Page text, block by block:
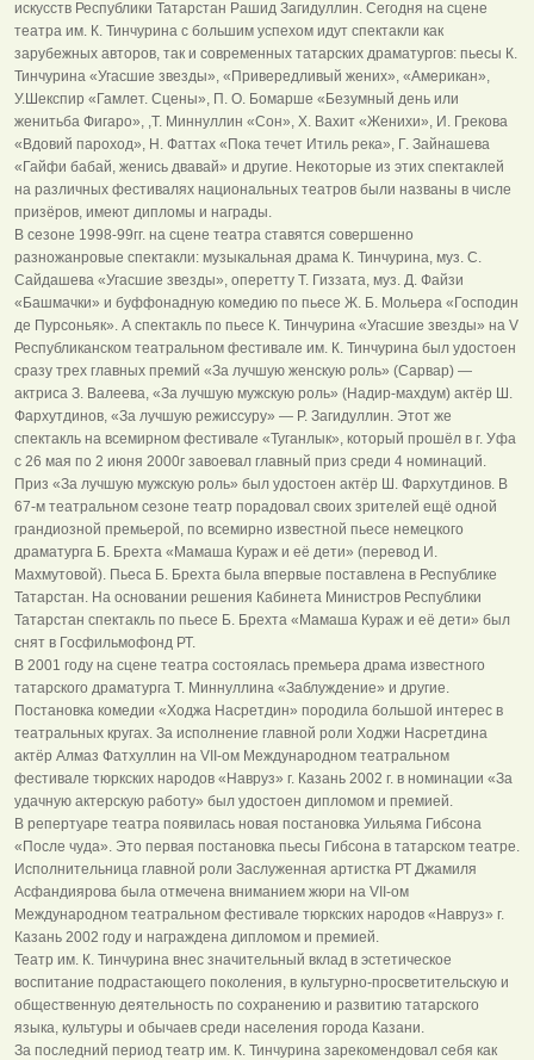
искусств Республики Татарстан Рашид Загидуллин. Сегодня на сцене
театра им. К. Тинчурина с большим успехом идут спектакли как
зарубежных авторов, так и современных татарских драматургов: пьесы К.
Тинчурина «Угасшие звезды», «Привередливый жених», «Американ»,
У.Шекспир «Гамлет. Сцены», П. О. Бомарше «Безумный день или
женитьба Фигаро», ,Т. Миннуллин «Сон», Х. Вахит «Женихи», И. Грекова
«Вдовий пароход», Н. Фаттах «Пока течет Итиль река», Г. Зайнашева
«Гайфи бабай, женись двавай» и другие. Некоторые из этих спектаклей
на различных фестивалях национальных театров были названы в числе
призёров, имеют дипломы и награды.
В сезоне 1998-99гг. на сцене театра ставятся совершенно
разножанровые спектакли: музыкальная драма К. Тинчурина, муз. С.
Сайдашева «Угасшие звезды», оперетту Т. Гиззата, муз. Д. Файзи
«Башмачки» и буффонадную комедию по пьесе Ж. Б. Мольера «Господин
де Пурсоньяк». А спектакль по пьесе К. Тинчурина «Угасшие звезды» на V
Республиканском театральном фестивале им. К. Тинчурина был удостоен
сразу трех главных премий «За лучшую женскую роль» (Сарвар) —
актриса З. Валеева, «За лучшую мужскую роль» (Надир-махдум) актёр Ш.
Фархутдинов, «За лучшую режиссуру» — Р. Загидуллин. Этот же
спектакль на всемирном фестивале «Туганлык», который прошёл в г. Уфа
с 26 мая по 2 июня 2000г завоевал главный приз среди 4 номинаций.
Приз «За лучшую мужскую роль» был удостоен актёр Ш. Фархутдинов. В
67-м театральном сезоне театр порадовал своих зрителей ещё одной
грандиозной премьерой, по всемирно известной пьесе немецкого
драматурга Б. Брехта «Мамаша Кураж и её дети» (перевод И.
Махмутовой). Пьеса Б. Брехта была впервые поставлена в Республике
Татарстан. На основании решения Кабинета Министров Республики
Татарстан спектакль по пьесе Б. Брехта «Мамаша Кураж и её дети» был
снят в Госфильмофонд РТ.
В 2001 году на сцене театра состоялась премьера драма известного
татарского драматурга Т. Миннуллина «Заблуждение» и другие.
Постановка комедии «Ходжа Насретдин» породила большой интерес в
театральных кругах. За исполнение главной роли Ходжи Насретдина
актёр Алмаз Фатхуллин на VII-ом Международном театральном
фестивале тюркских народов «Навруз» г. Казань 2002 г. в номинации «За
удачную актерскую работу» был удостоен дипломом и премией.
В репертуаре театра появилась новая постановка Уильяма Гибсона
«После чуда». Это первая постановка пьесы Гибсона в татарском театре.
Исполнительница главной роли Заслуженная артистка РТ Джамиля
Асфандиярова была отмечена вниманием жюри на VII-ом
Международном театральном фестивале тюркских народов «Навруз» г.
Казань 2002 году и награждена дипломом и премией.
Театр им. К. Тинчурина внес значительный вклад в эстетическое
воспитание подрастающего поколения, в культурно-просветительскую и
общественную деятельность по сохранению и развитию татарского
языка, культуры и обычаев среди населения города Казани.
За последний период театр им. К. Тинчурина зарекомендовал себя как